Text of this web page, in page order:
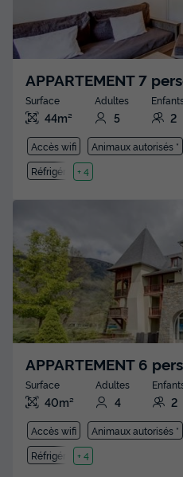
APPARTEMENT 7
Surface
44m²
Adultes
5 2
Accès wifi Animaux autorisés *
Réfrigérateur
+ 4
APPARTEMENT 6
Surface
40m²
Adultes
4 2
Accès wifi Animaux autorisés *
Réfrigérateur
+ 4